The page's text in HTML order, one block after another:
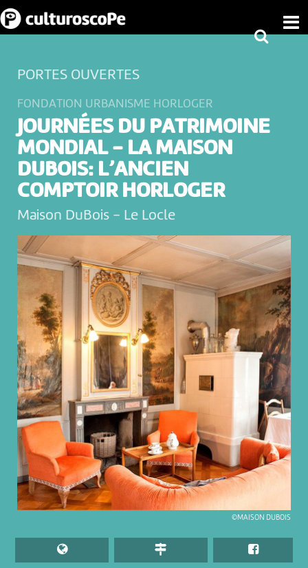
©MAISON DUBOIS
PORTES OUVERTES
FONDATION URBANISME HORLOGER
JOURNÉES DU PATRIMOINE
MONDIAL - LA MAISON
DUBOIS: L’ANCIEN
COMPTOIR HORLOGER
Maison DuBois - Le Locle